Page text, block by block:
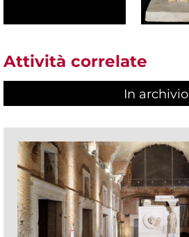
Attività correlate
In archivio